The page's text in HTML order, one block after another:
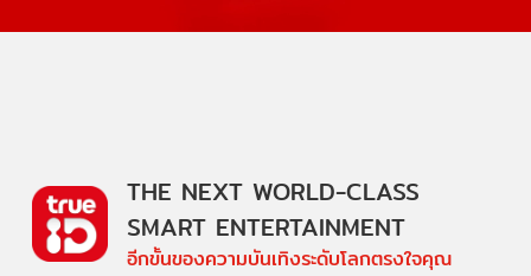
THE NEXT WORLD-CLASS
SMART ENTERTAINMENT
อีกขั้นของความบันเทิงระดับโลกตรงใจคุณ